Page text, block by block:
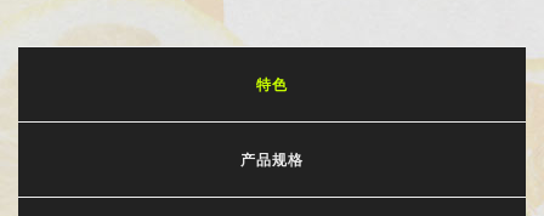
特色
产品规格